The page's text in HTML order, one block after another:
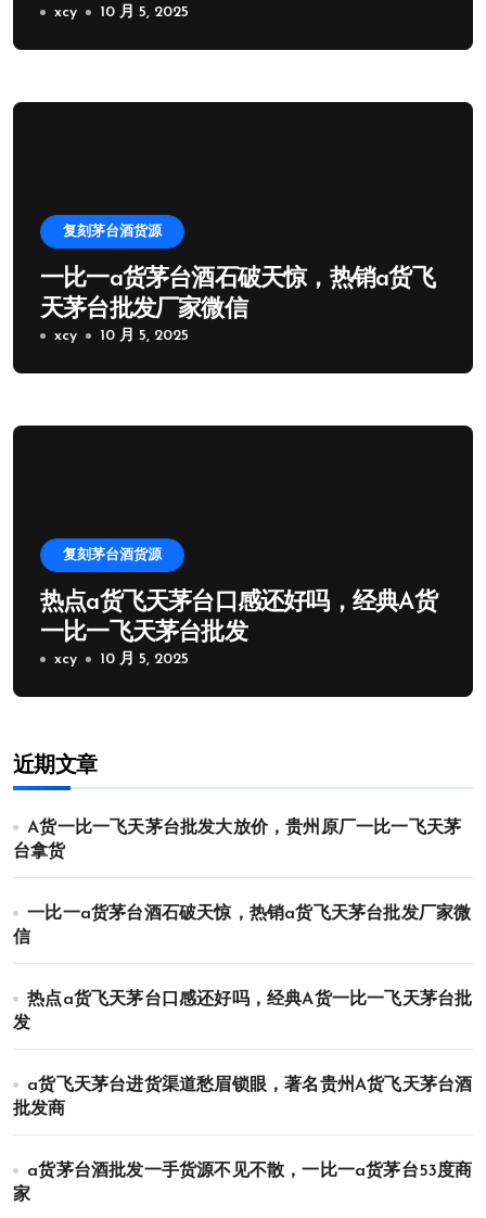
xcy 10 月 5, 2025
复刻茅台酒货源
一比一a货茅台酒石破天惊，热销a货飞
天茅台批发厂家微信
xcy 10 月 5, 2025
复刻茅台酒货源
热点a货飞天茅台口感还好吗，经典A货
一比一飞天茅台批发
xcy 10 月 5, 2025
近期文章
A货一比一飞天茅台批发大放价，贵州原厂一比一飞天茅
台拿货
一比一a货茅台酒石破天惊，热销a货飞天茅台批发厂家微
信
热点a货飞天茅台口感还好吗，经典A货一比一飞天茅台批
发
a货飞天茅台进货渠道愁眉锁眼，著名贵州A货飞天茅台酒
批发商
a货茅台酒批发一手货源不见不散，一比一a货茅台53度商
家